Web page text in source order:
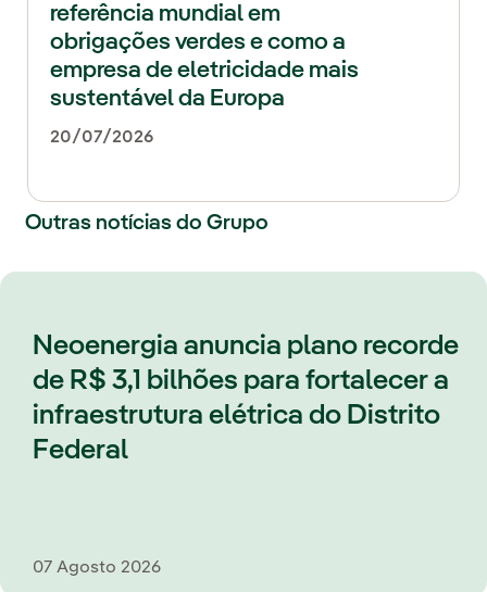
referência mundial em
obrigações verdes e como a
empresa de eletricidade mais
sustentável da Europa
20/07/2026
Outras notícias do Grupo
Neoenergia anuncia plano recorde
de R$ 3,1 bilhões para fortalecer a
infraestrutura elétrica do Distrito
Federal
07 Agosto 2026